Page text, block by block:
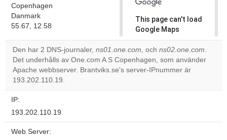
Copenhagen
Danmark
55.67, 12.58
This page can't load
Google Maps
correctly.
Do you
own this
Den har 2 DNS-journaler, ns01.one.com, och ns02.one.com.
Det underhålls av One.com A S Copenhagen, som använder
Apache webbserver. Brantviks.se's server-IPnummer är
193.202.110.19.
IP:
193.202.110.19
Web Server: